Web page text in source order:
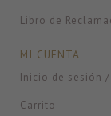
Libro de
MI CUENTA
Inicio de sesión /
Carrito